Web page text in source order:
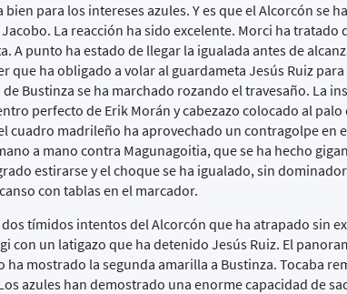
para los intereses azules. Y es que el Alcorcón se
La reacción ha sido excelente. Morci ha
A punto ha estado de llegar la igualada antes de
que ha obligado a volar al guardameta Jesús Ruiz
Bustinza se ha marchado rozando el travesaño. La
perfecto de Erik Morán y cabezazo colocado al
cuadro madrileño ha aprovechado un contragolpe en
a mano contra Magunagoitia, que se ha hecho
estirarse y el choque se ha igualado, sin
con tablas en el marcador.
tímidos intentos del Alcorcón que ha atrapado sin
con un latigazo que ha detenido Jesús Ruiz. El
mostrado la segunda amarilla a Bustinza. Tocaba
azules han demostrado una enorme capacidad de